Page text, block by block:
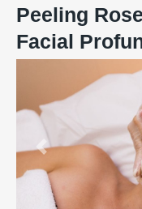
Peeling
Facial
Previous